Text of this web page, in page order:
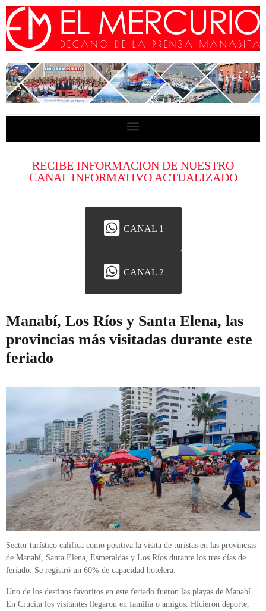
RECIBE INFORMACION DE NUESTRO
CANAL INFORMATIVO ACTUALIZADO
CANAL 1
CANAL 2
Manabí, Los Ríos y Santa Elena, las
provincias más visitadas durante este
feriado
Sector turístico califica como positiva la visita de turistas en las provincias
de Manabí, Santa Elena, Esmeraldas y Los Ríos durante los tres días de
feriado. Se registró un 60% de capacidad hotelera.
Uno de los destinos favoritos en este feriado fueron las playas de Manabí.
En Crucita los visitantes llegaron en familia o amigos. Hicieron deporte,